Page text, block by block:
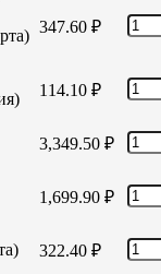
347.60 ₽
114.10 ₽
3,349.50 ₽
1,699.90 ₽
322.40 ₽